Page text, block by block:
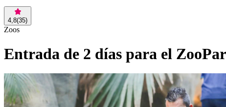
4,8(35)
Zoos
Entrada de 2 días para el